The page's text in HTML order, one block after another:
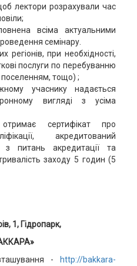
лектори розрахували час
всіма актуальними
семінару.
регіонів, при необхідності,
послуги по перебуванню
тощо) ;
учаснику надається
вигляді з усіма
сертифікат про
акредитований
питань акредитації та
заходу 5 годин (5
1, Гідропарк,
-
http://bakkara-